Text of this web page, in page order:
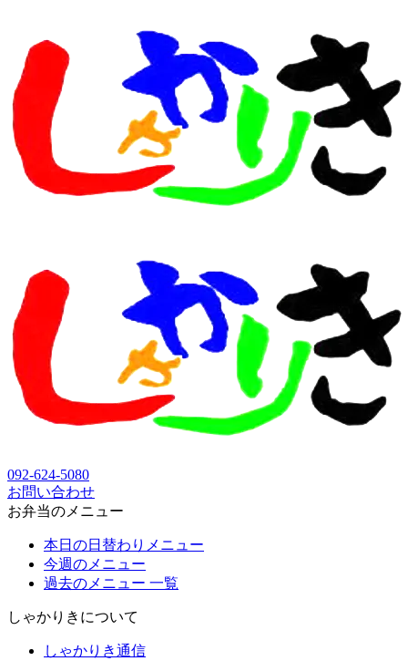
092-624-5080
お問い合わせ
お弁当のメニュー
本日の日替わりメニュー
今週のメニュー
過去のメニュー 一覧
しゃかりきについて
しゃかりき通信